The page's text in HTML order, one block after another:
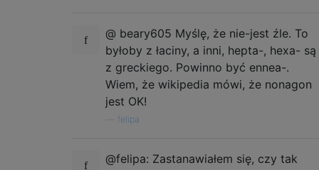
@ beary605 Myślę, że nie-jest źle. To
byłoby z łaciny, a inni, hepta-, hexa- są
z greckiego. Powinno być ennea-.
Wiem, że wikipedia mówi, że nonagon
jest OK!
felipa
@felipa: Zastanawiałem się, czy tak